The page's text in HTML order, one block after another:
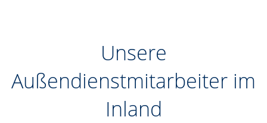
Unsere
Außendienstmitarbeiter im
Inland